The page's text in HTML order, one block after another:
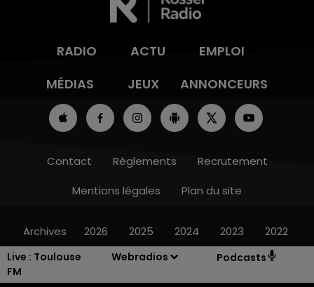
Live : Toulouse
FM
Webradios Podcasts
RADIO ACTU
EMPLOI
MÉDIAS
JEUX ANNONCEURS
Contact Règlements
Recrutement
Mentions légales
Plan du site
Archives 2026 2025 2024 2023 2022